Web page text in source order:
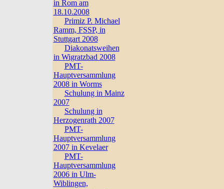
in Rom am
18.10.2008
Primiz P. Michael
Ramm, FSSP, in
Stuttgart 2008
Diakonatsweihen
in Wigratzbad 2008
PMT-
Hauptversammlung
2008 in Worms
Schulung in Mainz
2007
Schulung in
Herzogenrath 2007
PMT-
Hauptversammlung
2007 in Kevelaer
PMT-
Hauptversammlung
2006 in Ulm-
Wiblingen,